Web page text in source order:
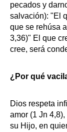
pecados y
salvación): "El
que se rehúsa
3,36)" El que
cree, será
¿Por qué
Dios respeta
amor (1 Jn
su Hijo, en